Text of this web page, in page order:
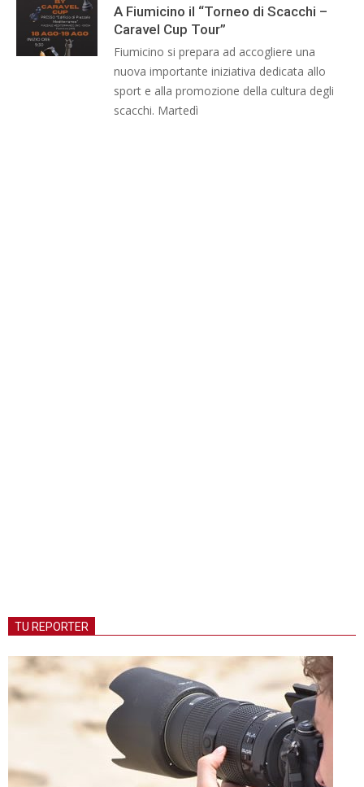
A Fiumicino il “Torneo di Scacchi –
Caravel Cup Tour”
Fiumicino si prepara ad accogliere una
nuova importante iniziativa dedicata allo
sport e alla promozione della cultura degli
scacchi. Martedì
TU REPORTER